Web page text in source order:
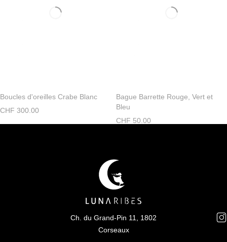
Boucles d'oreilles Crabe Blanc
CHF 300.00
Bague Barrette Rouge, Vert et
Bleu
CHF 50.00
Ch. du Grand-Pin 11, 1802
Corseaux